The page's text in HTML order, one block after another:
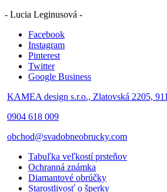
- Lucia Leginusová -
Facebook
Instagram
Pinterest
Twitter
Google Business
KAMEA design s.r.o., Zlatovská 2205,
0904 618 009
obchod@svadobneobrucky.com
Tabuľka veľkostí prsteňov
Ochranná známka
Diamantové obrúčky
Starostlivosť o šperky